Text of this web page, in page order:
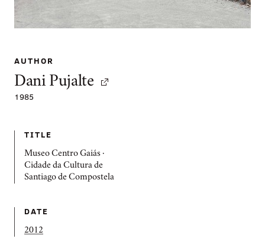
AUTHOR
Dani Pujalte
1985
TITLE
Museo Centro Gaiás ·
Cidade da Cultura de
Santiago de Compostela
DATE
2012